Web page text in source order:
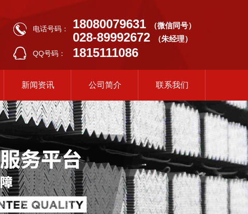
电话号码： 18080079631 （微信同号）
028-89992672 （朱经理）
QQ号码： 1815111086
新闻资讯 公司简介 联系我们